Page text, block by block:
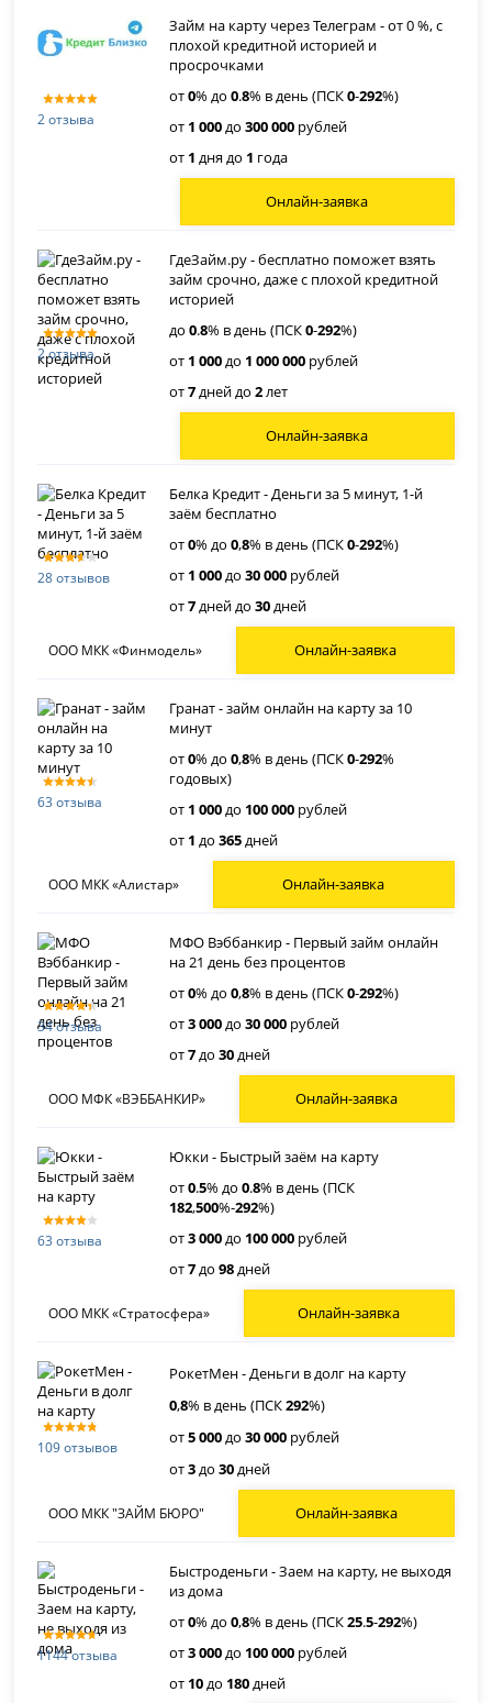
2 отзыва
Займ на карту через Телеграм - от 0 %, с
плохой кредитной историей и
просрочками
от0% до0.8% в день (ПСК0-292%)
от 1 000до300 000 рублей
от 1 дня до 1 года
Онлайн-заявка
2 отзыва
ГдеЗайм.ру - бесплатно поможет взять
займ срочно, даже с плохой кредитной
историей
до0.8% в день (ПСК0-292%)
от 1 000до 1 000 000 рублей
от7дней до2лет
Онлайн-заявка
28 отзывов
Белка Кредит - Деньги за 5 минут, 1-й
заём бесплатно
от0% до0,8% в день (ПСК0-292%)
от 1 000до30 000 рублей
от7дней до30дней
ООО МКК «Финмодель» Онлайн-заявка
63 отзыва
Гранат - займ онлайн на карту за 10
минут
от0% до0,8% в день (ПСК0-292%
годовых)
от 1 000до 100 000 рублей
от 1 до365дней
ООО МКК «Алистар» Онлайн-заявка
34 отзыва
МФО Вэббанкир - Первый займ онлайн
на 21 день без процентов
от0% до0,8% в день (ПСК0-292%)
от3 000до30 000 рублей
от7до30дней
ООО МФК «ВЭББАНКИР» Онлайн-заявка
63 отзыва
Юкки - Быстрый заём на карту
от0.5% до0.8% в день (ПСК
182,500%-292%)
от3 000до 100 000 рублей
от7до98дней
ООО МКК «Стратосфера» Онлайн-заявка
109 отзывов
РокетМен - Деньги в долг на карту
0,8% в день (ПСК292%)
от5 000до30 000 рублей
от3до30дней
ООО МКК "ЗАЙМ БЮРО" Онлайн-заявка
1144 отзыва
Быстроденьги - Заем на карту, не выходя
из дома
от0% до0,8% в день (ПСК25.5-292%)
от3 000до 100 000 рублей
от 10до 180дней